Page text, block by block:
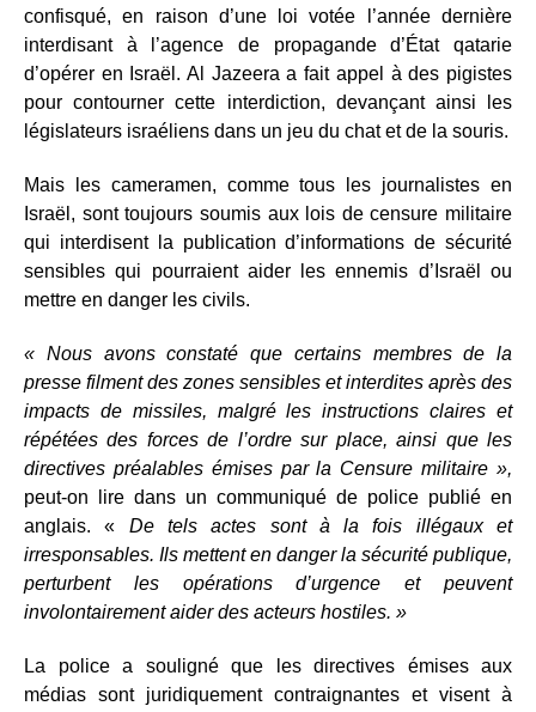
confisqué, en raison d’une loi votée l’année dernière
interdisant à l’agence de propagande d’État qatarie
d’opérer en Israël. Al Jazeera a fait appel à des pigistes
pour contourner cette interdiction, devançant ainsi les
législateurs israéliens dans un jeu du chat et de la souris.
Mais les cameramen, comme tous les journalistes en
Israël, sont toujours soumis aux lois de censure militaire
qui interdisent la publication d’informations de sécurité
sensibles qui pourraient aider les ennemis d’Israël ou
mettre en danger les civils.
« Nous avons constaté que certains membres de la
presse filment des zones sensibles et interdites après des
impacts de missiles, malgré les instructions claires et
répétées des forces de l’ordre sur place, ainsi que les
directives préalables émises par la Censure militaire »,
peut-on lire dans un communiqué de police publié en
anglais. « De tels actes sont à la fois illégaux et
irresponsables. Ils mettent en danger la sécurité publique,
perturbent les opérations d’urgence et peuvent
involontairement aider des acteurs hostiles. »
La police a souligné que les directives émises aux
médias sont juridiquement contraignantes et visent à